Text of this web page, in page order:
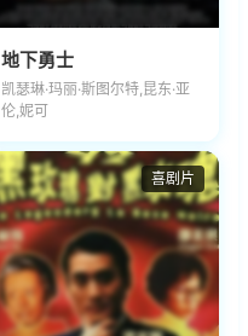
地下勇士
凯瑟琳·玛丽·斯图尔特,昆东·亚
伦,妮可
喜剧片